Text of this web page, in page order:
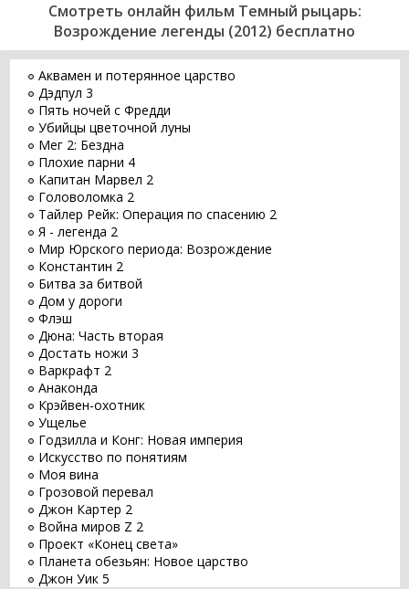
Смотреть онлайн фильм Темный рыцарь:
Возрождение легенды (2012) бесплатно
Аквамен и потерянное царство
Дэдпул 3
Пять ночей с Фредди
Убийцы цветочной луны
Мег 2: Бездна
Плохие парни 4
Капитан Марвел 2
Головоломка 2
Тайлер Рейк: Операция по спасению 2
Я - легенда 2
Мир Юрского периода: Возрождение
Константин 2
Битва за битвой
Дом у дороги
Флэш
Дюна: Часть вторая
Достать ножи 3
Варкрафт 2
Анаконда
Крэйвен-охотник
Ущелье
Годзилла и Конг: Новая империя
Искусство по понятиям
Моя вина
Грозовой перевал
Джон Картер 2
Война миров Z 2
Проект «Конец света»
Планета обезьян: Новое царство
Джон Уик 5